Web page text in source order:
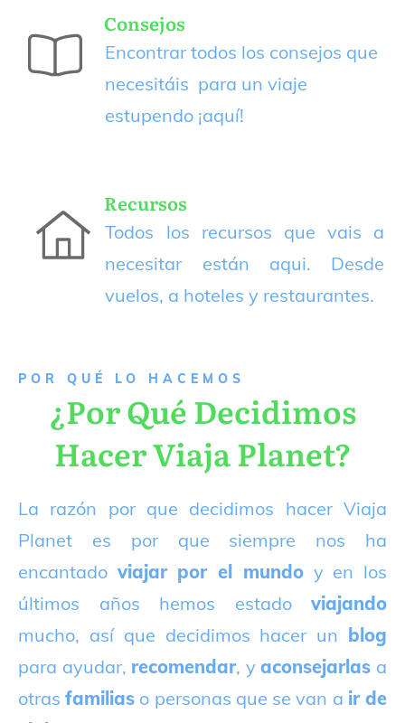
Consejos
Encontrar todos los consejos que
necesitáis para un viaje
estupendo ¡aquí!
Recursos
Todos los recursos que vais a
necesitar están aqui. Desde
vuelos, a hoteles y restaurantes.
P OR QUÉ LO HACEMOS
¿Por Qué Decidimos
Hacer Viaja Planet?
La razón por que decidimos hacer Viaja
Planet es por que siempre nos ha
encantado viajar por el mundoy en los
últimos años hemos estado viajando
mucho, así que decidimos hacer un blog
para ayudar, recomendar, yaconsejarlas a
otrasfamilias o personas que se van a ir de